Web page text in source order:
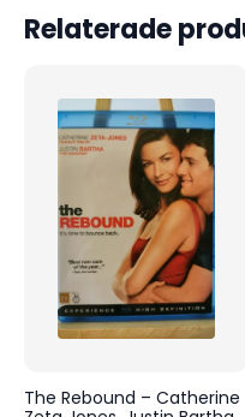
Relaterade
The Rebound – Catherine